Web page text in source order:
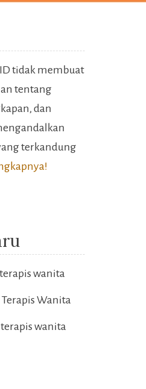
tidak membuat
tentang
dan
terkandung
wanita
Wanita
wanita